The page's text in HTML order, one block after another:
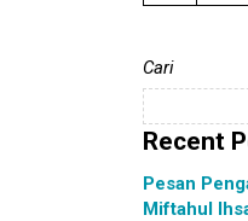
Cari
Recent
Pesan
Miftahul